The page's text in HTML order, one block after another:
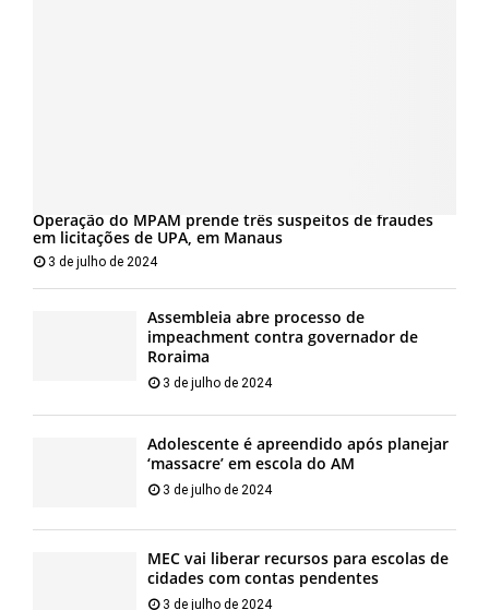
Operação do MPAM prende três suspeitos de fraudes
em licitações de UPA, em Manaus
3 de julho de 2024
Assembleia abre processo de
impeachment contra governador de
Roraima
3 de julho de 2024
Adolescente é apreendido após planejar
‘massacre’ em escola do AM
3 de julho de 2024
MEC vai liberar recursos para escolas de
cidades com contas pendentes
3 de julho de 2024